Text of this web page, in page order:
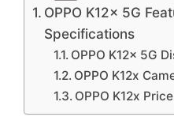
OPPO K12x 5G
Specifications
OPPO K12x 5G
OPPO K12x
OPPO K12x